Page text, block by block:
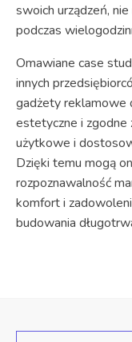
swoich urządzeń,
podczas
Omawiane case
innych
gadżety reklamowe
estetyczne i zgodne
użytkowe i
Dzięki temu mogą
rozpoznawalność
komfort i
budowania